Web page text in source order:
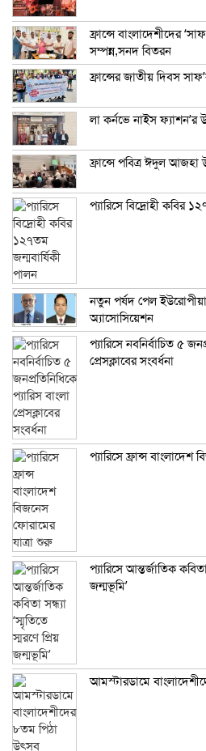
ফ্রান্সে বাংলাদেশীদের
সম্পন্ন,সনদ বিতরন
ফ্রান্সের জাতীয় দিবস
লা কর্নভে নাইস ফ্যাশন’র
ফ্রান্সে পবিত্র ঈদুল আজহা
প্যারিসে বিদ্রোহী কবির
নতুন পর্ষদ পেল
অ্যাসোসিয়েশন
প্যারিসে নবনির্বাচিত ৫
প্রেসক্লাবের সংবর্ধনা
প্যারিসে ফ্রান্স
প্যারিসে আন্তর্জাতিক
জন্মভূমি’
আমস্টারডামে